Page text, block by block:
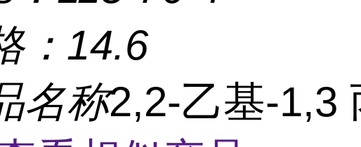
： 14.6
名称2,2-乙基-1,3